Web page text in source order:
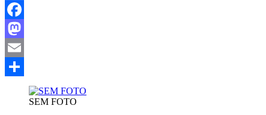
Facebook
Mastodon
Email
SEM FOTO